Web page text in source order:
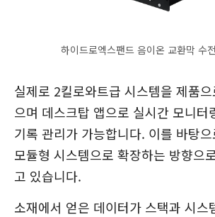
하이드로엑스팬드 음이온 교환막 수
실제로 2킬로와트급 시스템을 제품
으며 데스크탑 앱으로 실시간 모니터
기록 관리가 가능합니다. 이를 바탕
모듈형 시스템으로 확장하는 방향으
고 있습니다.
소재에서 얻은 데이터가 스택과 시스